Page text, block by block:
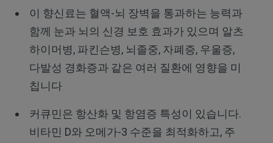
이 향신료는 혈액-뇌 장벽을 통과하는 능력과
함께 눈과 뇌의 신경 보호 효과가 있으며 알츠
하이머병, 파킨슨병, 뇌졸중, 자폐증, 우울증,
다발성 경화증과 같은 여러 질환에 영향을 미
칩니다
커큐민은 항산화 및 항염증 특성이 있습니다.
비타민 D와 오메가-3 수준을 최적화하고, 주